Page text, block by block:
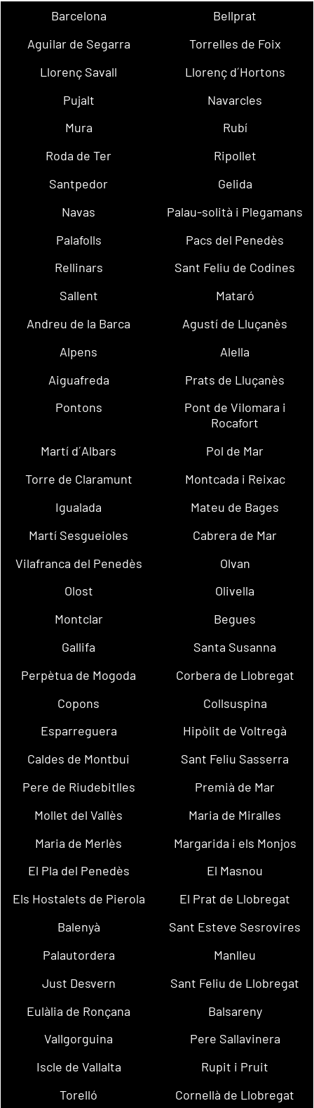
Barcelona
Bellprat
Aguilar de Segarra
Torrelles de Foix
Llorenç Savall
Llorenç d´Hortons
Pujalt
Navarcles
Mura
Rubí
Roda de Ter
Ripollet
Santpedor
Gelida
Navas
Palau-solità i Plegamans
Palafolls
Pacs del Penedès
Rellinars
Sant Feliu de Codines
Sallent
Mataró
Andreu de la Barca
Agustí de Lluçanès
Alpens
Alella
Aiguafreda
Prats de Lluçanès
Pontons
Pont de Vilomara i
Rocafort
Martí d´Albars
Pol de Mar
Torre de Claramunt
Montcada i Reixac
Igualada
Mateu de Bages
Martí Sesgueioles
Cabrera de Mar
Vilafranca del Penedès
Olvan
Olost
Olivella
Montclar
Begues
Gallifa
Santa Susanna
Perpètua de Mogoda
Corbera de Llobregat
Copons
Collsuspina
Esparreguera
Hipòlit de Voltregà
Caldes de Montbui
Sant Feliu Sasserra
Pere de Riudebitlles
Premià de Mar
Mollet del Vallès
Maria de Miralles
Maria de Merlès
Margarida i els Monjos
El Pla del Penedès
El Masnou
Els Hostalets de Pierola
El Prat de Llobregat
Balenyà
Sant Esteve Sesrovires
Palautordera
Manlleu
Just Desvern
Sant Feliu de Llobregat
Eulàlia de Ronçana
Balsareny
Vallgorguina
Pere Sallavinera
Iscle de Vallalta
Rupit i Pruit
Torelló
Cornellà de Llobregat